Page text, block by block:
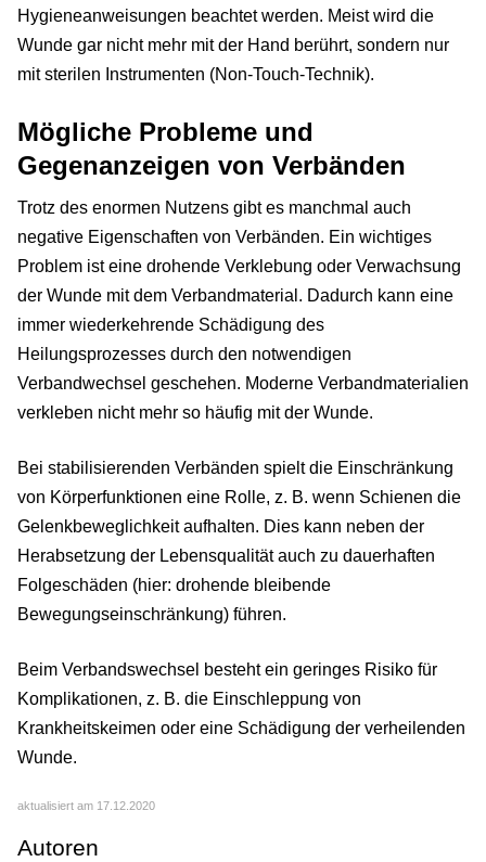
Hygieneanweisungen beachtet werden. Meist wird die
Wunde gar nicht mehr mit der Hand berührt, sondern nur
mit sterilen Instrumenten (Non-Touch-Technik).
Mögliche Probleme und
Gegenanzeigen von Verbänden
Trotz des enormen Nutzens gibt es manchmal auch
negative Eigenschaften von Verbänden. Ein wichtiges
Problem ist eine drohende Verklebung oder Verwachsung
der Wunde mit dem Verbandmaterial. Dadurch kann eine
immer wiederkehrende Schädigung des
Heilungsprozesses durch den notwendigen
Verbandwechsel geschehen. Moderne Verbandmaterialien
verkleben nicht mehr so häufig mit der Wunde.
Bei stabilisierenden Verbänden spielt die Einschränkung
von Körperfunktionen eine Rolle, z. B. wenn Schienen die
Gelenkbeweglichkeit aufhalten. Dies kann neben der
Herabsetzung der Lebensqualität auch zu dauerhaften
Folgeschäden (hier: drohende bleibende
Bewegungseinschränkung) führen.
Beim Verbandswechsel besteht ein geringes Risiko für
Komplikationen, z. B. die Einschleppung von
Krankheitskeimen oder eine Schädigung der verheilenden
Wunde.
aktualisiert am 17.12.2020
Autoren